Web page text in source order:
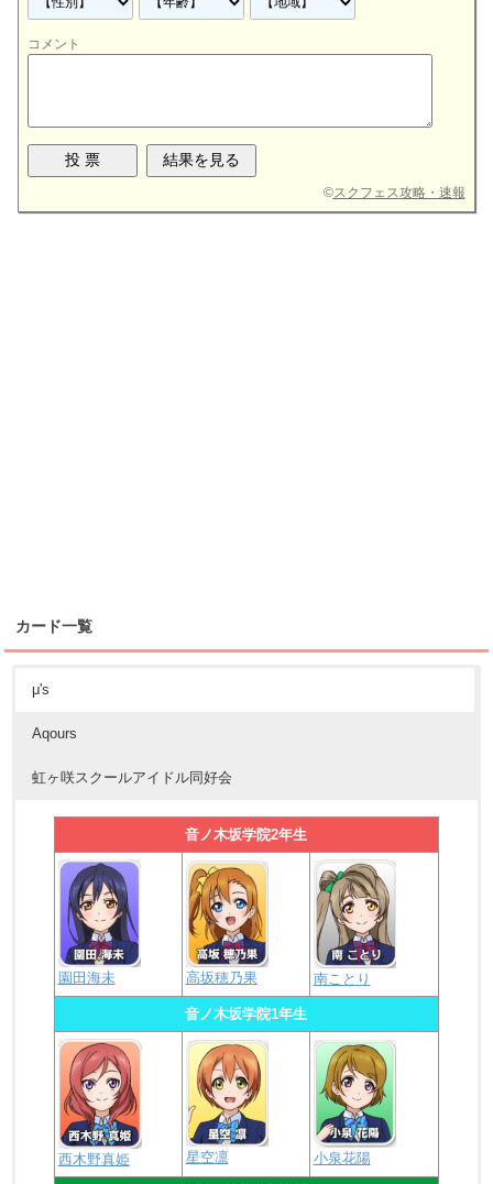
コメント
©スクフェス攻略・速報
カード一覧
μ's
Aqours
虹ヶ咲スクールアイドル同好会
音ノ木坂学院2年生
園田海未 高坂穂乃果 南ことり
音ノ木坂学院1年生
西木野真姫 星空凛 小泉花陽